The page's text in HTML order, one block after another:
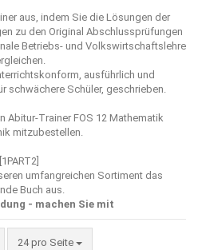
aus, indem Sie die Lösungen der
zu den Original Abschlussprüfungen
Betriebs- und Volkswirtschaftslehre
ausführlich und
schwächere Schüler, geschrieben.
Abitur-Trainer FOS 12 Mathematik
mitzubestellen.
[1PART2]
umfangreichen Sortiment das
Buch aus.
- machen Sie mit
24 pro Seite
pro Seite